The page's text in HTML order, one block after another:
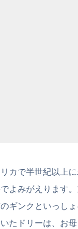
カで半世紀以上
よみがえります
ギンクといっし
たドリーは、お